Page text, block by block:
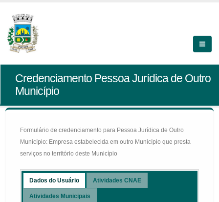
Credenciamento Pessoa Jurídica de Outro
Município
Formulário de credenciamento para Pessoa Jurídica de Outro
Município: Empresa estabelecida em outro Município que presta
serviços no território deste Município
Dados do Usuário Atividades CNAE
Atividades Municipais